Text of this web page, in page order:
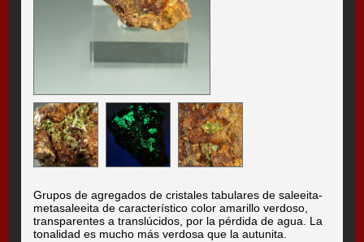
Grupos de agregados de cristales tabulares de saleeita-
metasaleeita de característico color amarillo verdoso,
transparentes a translúcidos, por la pérdida de agua. La
tonalidad es mucho más verdosa que la autunita.